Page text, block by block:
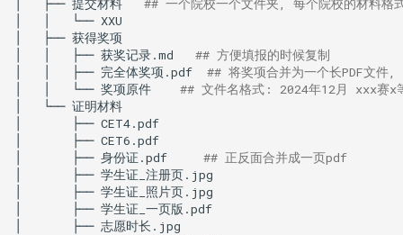
├── 提交材料
## 一个院校一个文件夹, 每个院校的材料格
└── XXU
├── 获得奖项
├── 获奖记录.md
## 方便填报的时候复制
├── 完全体奖项.pdf
## 将奖项合并为一个长PDF文件,
└── 奖项原件
## 文件名格式: 2024年12月 xxx赛x
└── 证明材料
├── CET4.pdf
├── CET6.pdf
├── 身份证.pdf
## 正反面合并成一页pdf
├── 学生证_注册页.jpg
├── 学生证_照片页.jpg
├── 学生证_一页版.pdf
├── 志愿时长.jpg